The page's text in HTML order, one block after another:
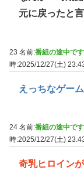
元に戻ったと
23 名前:番組の途中で
時:2025/12/27(土)
えっちなゲー
24 名前:番組の途中で
時:2025/12/27(土)
奇乳ヒロイン